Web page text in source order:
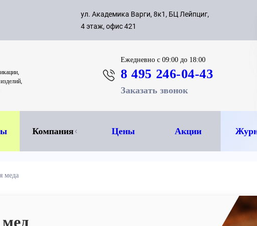
с 09:00
8 495
ул. Академика Варги, 8к1, БЦ Лейпциг,
4 этаж, офис 421
Ежедневнос 09:00 до 18:00
8 495 246-04-43
Заказать звонок
Компания Цены Акции
меда